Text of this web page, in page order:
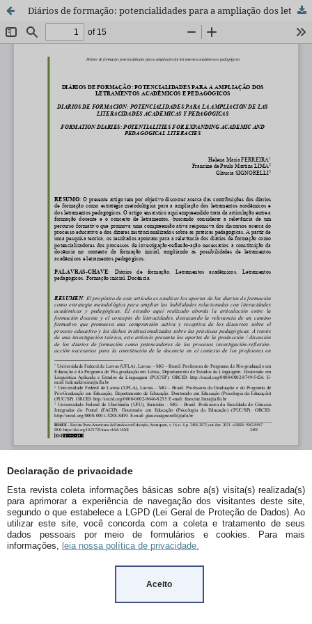
Declaração de privacidade
Esta revista coleta informações básicas sobre a(s) visita(s) realizada(s)
para aprimorar a experiência de navegação dos visitantes deste site,
segundo o que estabelece a LGPD (Lei Geral de Proteção de Dados). Ao
utilizar este site, você concorda com a coleta e tratamento de seus
dados pessoais por meio de formulários e cookies. Para mais
informações, leia nossa política de privacidade.
Aceito
Diários de formação: potencialidades para a ampliação dos letramentos acadêmicos e pedagógicos